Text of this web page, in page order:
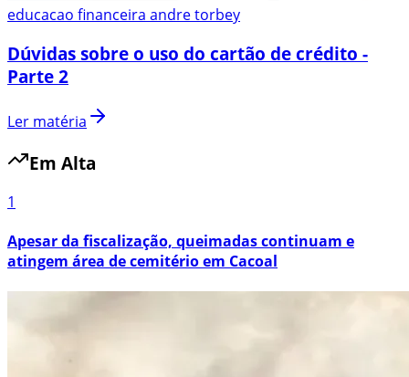
educacao financeira andre torbey
Dúvidas sobre o uso do cartão de crédito -
Parte 2
Ler matéria
Em Alta
1
Apesar da fiscalização, queimadas continuam e
atingem área de cemitério em Cacoal